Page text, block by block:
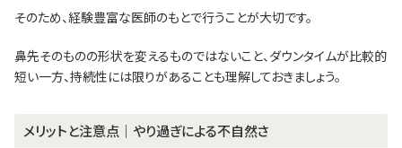
そのため、経験豊富な医師のもとで行うことが大切です。
鼻先そのものの形状を変えるものではないこと、ダウンタイムが比較的
短い一方、持続性には限りがあることも理解しておきましょう。
メリットと注意点｜やり過ぎによる不自然さ